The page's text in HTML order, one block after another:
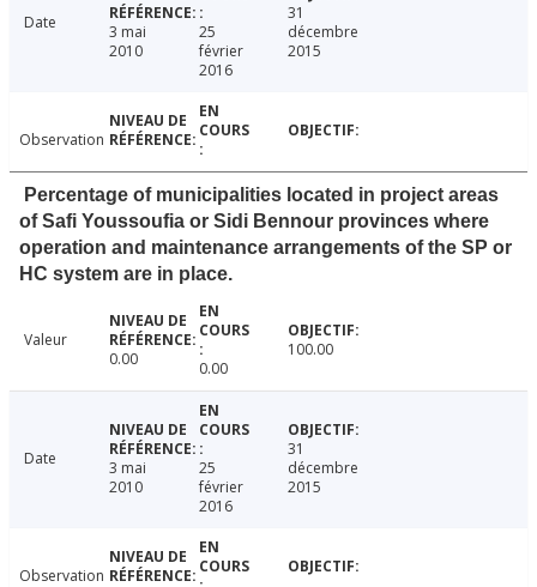
Date
3 mai
2010
25
février
2016
31
décembre
2015
Observation
Percentage of municipalities located in project areas
of Safi Youssoufia or Sidi Bennour provinces where
operation and maintenance arrangements of the SP or
HC system are in place.
Valeur
0.00
0.00
100.00
Date
3 mai
2010
25
février
2016
31
décembre
2015
Observation